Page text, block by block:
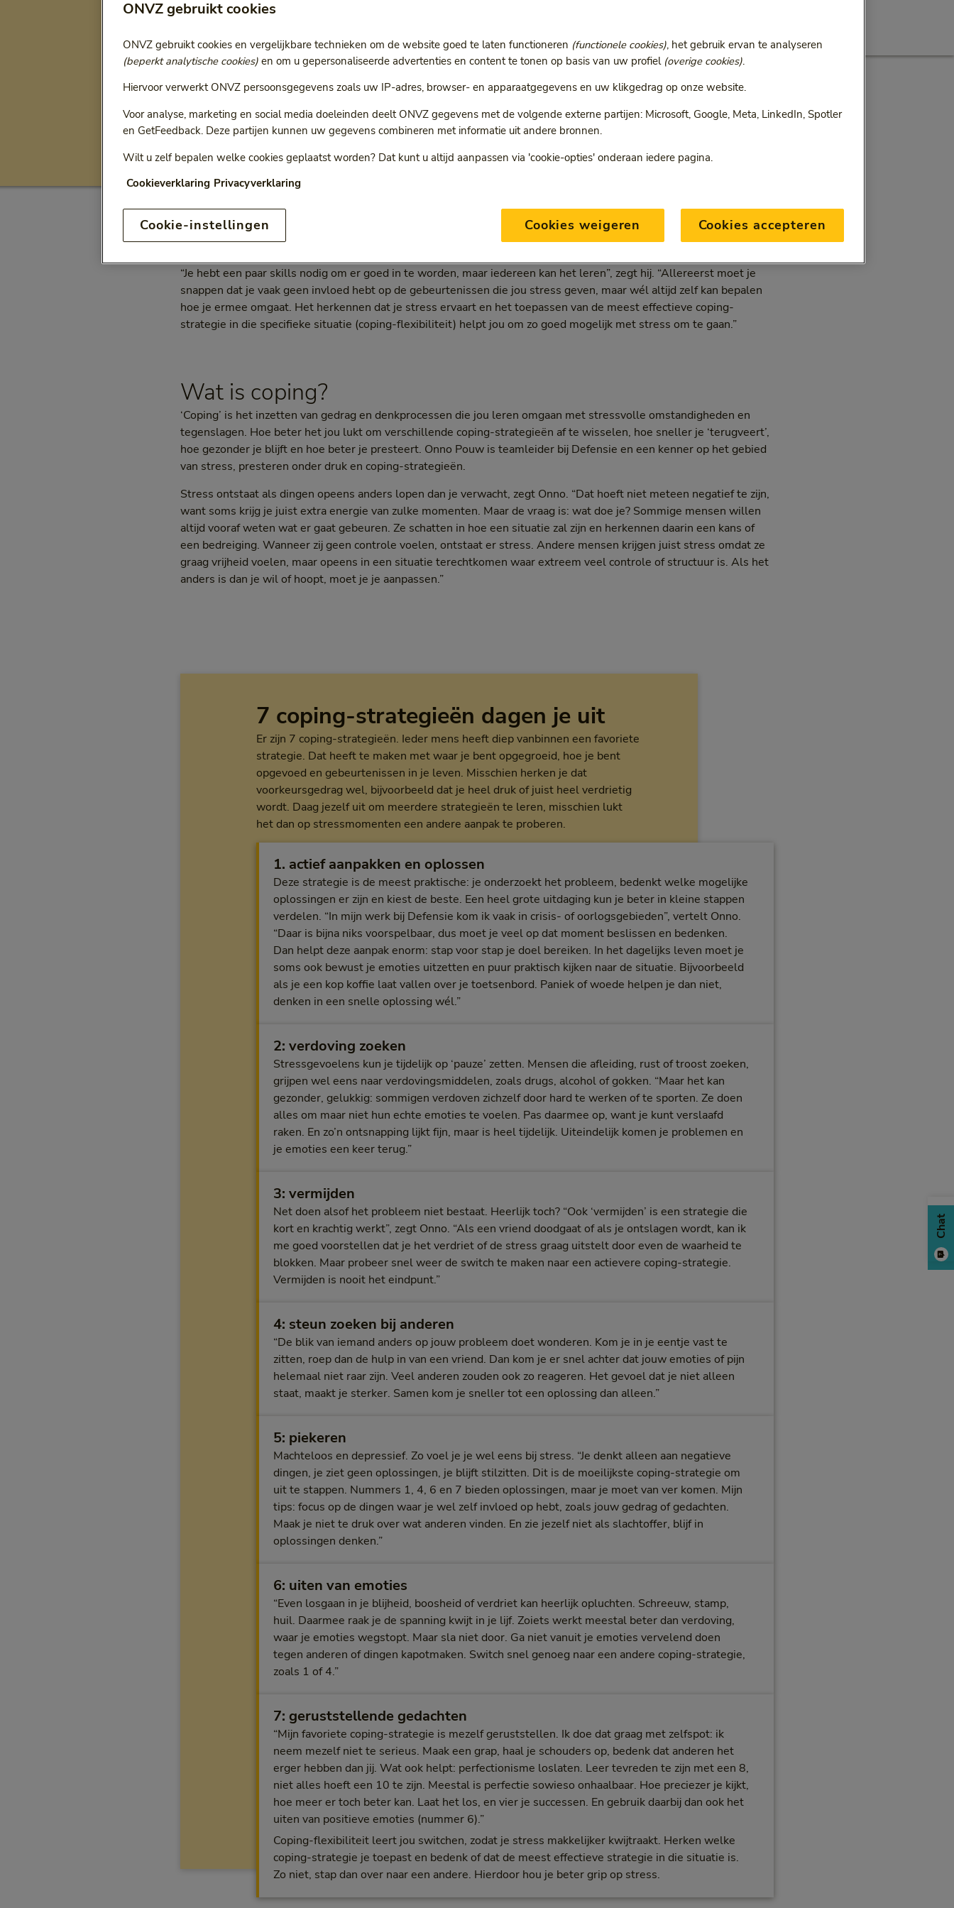
Flexibel omgaan met stress: maak
kennis met ‘coping’
Categorie:
Mentaal gezond Categorie:
Ontspannen Leestijd:
7 min7 minuten21 juni 2023
Wil jij stress te slim af zijn? Er zijn 7 strategieën die jou hierbij helpen. Expert Onno Pouw geeft uitleg,
voorbeelden en tips voor stress-verlagend gedrag. Zelfspot, flexibiliteit en emoties spelen daarbij een rol.
“Je hebt een paar skills nodig om er goed in te worden, maar iedereen kan het leren”, zegt hij. “Allereerst moet je
snappen dat je vaak geen invloed hebt op de gebeurtenissen die jou stress geven, maar wél altijd zelf kan bepalen
hoe je ermee omgaat. Het herkennen dat je stress ervaart en het toepassen van de meest effectieve coping-
strategie in die specifieke situatie (coping-flexibiliteit) helpt jou om zo goed mogelijk met stress om te gaan.”
Wat is coping?
‘Coping’ is het inzetten van gedrag en denkprocessen die jou leren omgaan met stressvolle omstandigheden en
tegenslagen. Hoe beter het jou lukt om verschillende coping-strategieën af te wisselen, hoe sneller je ‘terugveert’,
hoe gezonder je blijft en hoe beter je presteert. Onno Pouw is teamleider bij Defensie en een kenner op het gebied
van stress, presteren onder druk en coping-strategieën.
Stress ontstaat als dingen opeens anders lopen dan je verwacht, zegt Onno. “Dat hoeft niet meteen negatief te zijn,
want soms krijg je juist extra energie van zulke momenten. Maar de vraag is: wat doe je? Sommige mensen willen
altijd vooraf weten wat er gaat gebeuren. Ze schatten in hoe een situatie zal zijn en herkennen daarin een kans of
een bedreiging. Wanneer zij geen controle voelen, ontstaat er stress. Andere mensen krijgen juist stress omdat ze
graag vrijheid voelen, maar opeens in een situatie terechtkomen waar extreem veel controle of structuur is. Als het
anders is dan je wil of hoopt, moet je je aanpassen.”
7 coping-strategieën dagen je uit
Er zijn 7 coping-strategieën. Ieder mens heeft diep vanbinnen een favoriete
strategie. Dat heeft te maken met waar je bent opgegroeid, hoe je bent
opgevoed en gebeurtenissen in je leven. Misschien herken je dat
voorkeursgedrag wel, bijvoorbeeld dat je heel druk of juist heel verdrietig
wordt. Daag jezelf uit om meerdere strategieën te leren, misschien lukt
het dan op stressmomenten een andere aanpak te proberen.
1. actief aanpakken en oplossen
Deze strategie is de meest praktische: je onderzoekt het probleem, bedenkt welke mogelijke
oplossingen er zijn en kiest de beste. Een heel grote uitdaging kun je beter in kleine stappen
verdelen. “In mijn werk bij Defensie kom ik vaak in crisis- of oorlogsgebieden”, vertelt Onno.
“Daar is bijna niks voorspelbaar, dus moet je veel op dat moment beslissen en bedenken.
Dan helpt deze aanpak enorm: stap voor stap je doel bereiken. In het dagelijks leven moet je
soms ook bewust je emoties uitzetten en puur praktisch kijken naar de situatie. Bijvoorbeeld
als je een kop koffie laat vallen over je toetsenbord. Paniek of woede helpen je dan niet,
denken in een snelle oplossing wél.”
2: verdoving zoeken
Stressgevoelens kun je tijdelijk op ‘pauze’ zetten. Mensen die afleiding, rust of troost zoeken,
grijpen wel eens naar verdovingsmiddelen, zoals drugs, alcohol of gokken. “Maar het kan
gezonder, gelukkig: sommigen verdoven zichzelf door hard te werken of te sporten. Ze doen
alles om maar niet hun echte emoties te voelen. Pas daarmee op, want je kunt verslaafd
raken. En zo’n ontsnapping lijkt fijn, maar is heel tijdelijk. Uiteindelijk komen je problemen en
je emoties een keer terug.”
3: vermijden
Net doen alsof het probleem niet bestaat. Heerlijk toch? “Ook ‘vermijden’ is een strategie die
kort en krachtig werkt”, zegt Onno. “Als een vriend doodgaat of als je ontslagen wordt, kan ik
me goed voorstellen dat je het verdriet of de stress graag uitstelt door even de waarheid te
blokken. Maar probeer snel weer de switch te maken naar een actievere coping-strategie.
Vermijden is nooit het eindpunt.”
4: steun zoeken bij anderen
“De blik van iemand anders op jouw probleem doet wonderen. Kom je in je eentje vast te
zitten, roep dan de hulp in van een vriend. Dan kom je er snel achter dat jouw emoties of pijn
helemaal niet raar zijn. Veel anderen zouden ook zo reageren. Het gevoel dat je niet alleen
staat, maakt je sterker. Samen kom je sneller tot een oplossing dan alleen.”
5: piekeren
Machteloos en depressief. Zo voel je je wel eens bij stress. “Je denkt alleen aan negatieve
dingen, je ziet geen oplossingen, je blijft stilzitten. Dit is de moeilijkste coping-strategie om
uit te stappen. Nummers 1, 4, 6 en 7 bieden oplossingen, maar je moet van ver komen. Mijn
tips: focus op de dingen waar je wel zelf invloed op hebt, zoals jouw gedrag of gedachten.
Maak je niet te druk over wat anderen vinden. En zie jezelf niet als slachtoffer, blijf in
oplossingen denken.”
6: uiten van emoties
“Even losgaan in je blijheid, boosheid of verdriet kan heerlijk opluchten. Schreeuw, stamp,
huil. Daarmee raak je de spanning kwijt in je lijf. Zoiets werkt meestal beter dan verdoving,
waar je emoties wegstopt. Maar sla niet door. Ga niet vanuit je emoties vervelend doen
tegen anderen of dingen kapotmaken. Switch snel genoeg naar een andere coping-strategie,
zoals 1 of 4.”
7: geruststellende gedachten
“Mijn favoriete coping-strategie is mezelf geruststellen. Ik doe dat graag met zelfspot: ik
neem mezelf niet te serieus. Maak een grap, haal je schouders op, bedenk dat anderen het
erger hebben dan jij. Wat ook helpt: perfectionisme loslaten. Leer tevreden te zijn met een 8,
niet alles hoeft een 10 te zijn. Meestal is perfectie sowieso onhaalbaar. Hoe preciezer je kijkt,
hoe meer er toch beter kan. Laat het los, en vier je successen. En gebruik daarbij dan ook het
uiten van positieve emoties (nummer 6).”
Coping-flexibiliteit leert jou switchen, zodat je stress makkelijker kwijtraakt. Herken welke
coping-strategie je toepast en bedenk of dat de meest effectieve strategie in die situatie is.
Zo niet, stap dan over naar een andere. Hierdoor hou je beter grip op stress.
Chat
ONVZ gebruikt cookies
ONVZ gebruikt cookies en vergelijkbare technieken om de website goed te laten functioneren (functionele cookies), het gebruik ervan te analyseren
(beperkt analytische cookies) en om u gepersonaliseerde advertenties en content te tonen op basis van uw profiel (overige cookies).
Hiervoor verwerkt ONVZ persoonsgegevens zoals uw IP-adres, browser- en apparaatgegevens en uw klikgedrag op onze website.
Voor analyse, marketing en social media doeleinden deelt ONVZ gegevens met de volgende externe partijen: Microsoft, Google, Meta, LinkedIn, Spotler
en GetFeedback. Deze partijen kunnen uw gegevens combineren met informatie uit andere bronnen.
Wilt u zelf bepalen welke cookies geplaatst worden? Dat kunt u altijd aanpassen via 'cookie-opties' onderaan iedere pagina.
Cookieverklaring Privacyverklaring
Cookie-instellingen Cookies weigeren Cookies accepteren